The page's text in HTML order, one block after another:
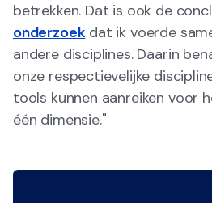
betrekken. Dat is ook de
onderzoekdat ik voerde
andere disciplines. Daarin
onze respectievelijke
tools kunnen aanreiken voor
één dimensie."